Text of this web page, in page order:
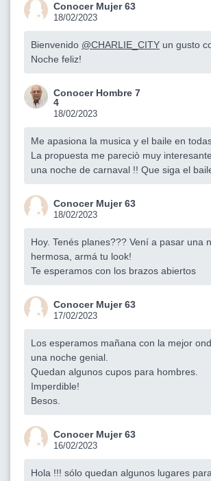
Conocer Mujer 63
18/02/2023
Bienvenido @CHARLIE_CITY un gusto
Noche feliz!
Conocer Hombre 7
4
18/02/2023
Me apasiona la musica y el baile en
La propuesta me pareciò muy
una noche de carnaval !! Que siga el
Conocer Mujer 63
18/02/2023
Hoy. Tenés planes??? Vení a pasar una
hermosa, armá tu look!
Te esperamos con los brazos abiertos
Conocer Mujer 63
17/02/2023
Los esperamos mañana con la mejor
una noche genial.
Quedan algunos cupos para hombres.
Imperdible!
Besos.
Conocer Mujer 63
16/02/2023
Hola !!! sólo quedan algunos lugares